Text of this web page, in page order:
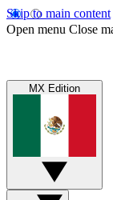
Skip to main content
Open menu Close
MX Edition